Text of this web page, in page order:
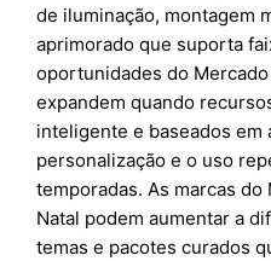
de iluminação, montagem
aprimorado que suporta
oportunidades do
expandem quando
inteligente e baseados em
personalização e o uso
temporadas. As marcas
Natal podem aumentar a
temas e pacotes curados